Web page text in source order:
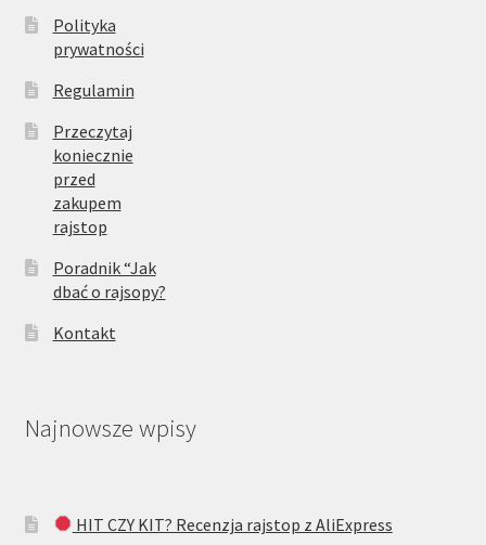
Polityka
prywatności
Regulamin
Przeczytaj
koniecznie
przed
zakupem
rajstop
Poradnik “Jak
dbać o rajsopy?
Kontakt
Najnowsze wpisy
HIT CZY KIT? Recenzja rajstop z AliExpress